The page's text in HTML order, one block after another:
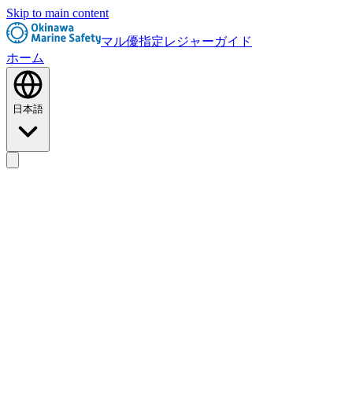
Skip to main content
マル優指定レジャーガイド
ホーム
日本語